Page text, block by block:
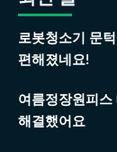
로봇청소기 문
편해졌네요!
여름정장원피스
해결했어요